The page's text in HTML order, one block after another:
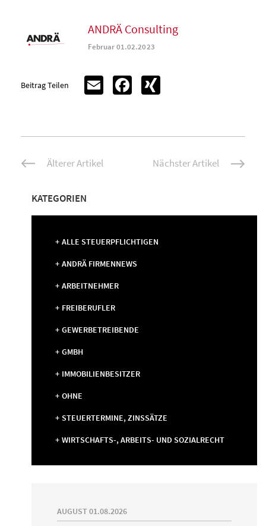
ANDRÄ Consulting
Februar 01.02.2023
Beitrag Teilen Email Facebook
Beitrags-Älterer Artikel Nächster Artikel
KATEGORIEN
ALLE STEUERPFLICHTIGEN
ANDRÄ FIRMENNEWS
ARBEITNEHMER
FREIBERUFLER
GEWERBETREIBENDE
GMBH
IMMOBILIENBESITZER
OHNE
STEUERTERMINE, ZINSSÄTZE
WIRTSCHAFTS-, ARBEITS- UND SOZIALRECHT
AUGUST 01.08.2026